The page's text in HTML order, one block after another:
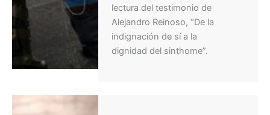
lectura del testimonio de
Alejandro Reinoso, “De la
indignación de sí a la
dignidad del sinthome”.